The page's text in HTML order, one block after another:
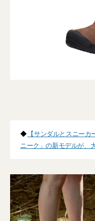
◆ 【サンダルとスニー
ニーク」の新モデルが、